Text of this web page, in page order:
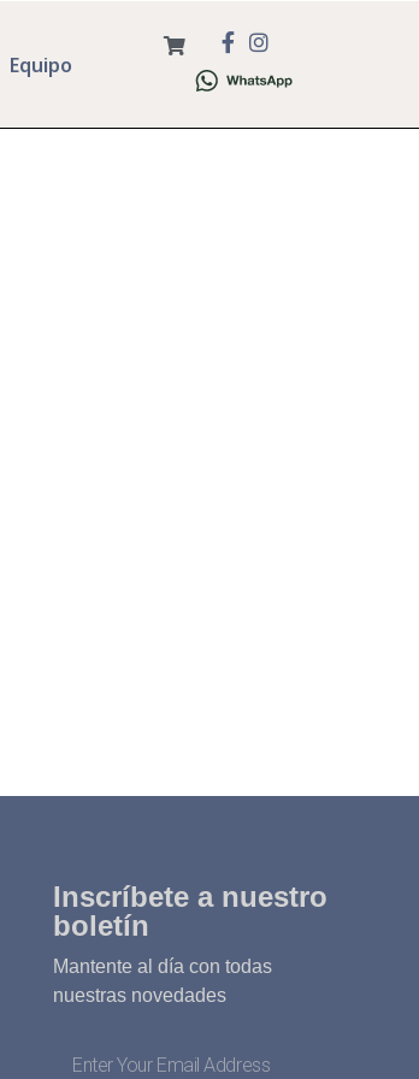
Equipo
Inscríbete a nuestro
boletín
Mantente al día con todas
nuestras novedades